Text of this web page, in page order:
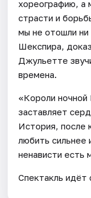
хореографию, а
страсти и
мы не отошли ни
Шекспира,
Джульетте
времена.
«Короли
заставляет
История, после
любить сильнее
ненависти есть
Спектакль идёт